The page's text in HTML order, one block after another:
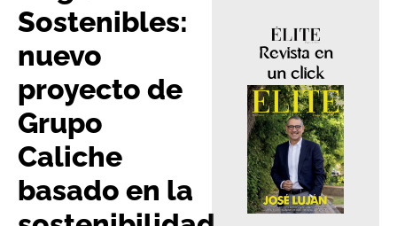
Sostenibles:
nuevo
proyecto de
Grupo
Caliche
basado en la
Revista en
un click